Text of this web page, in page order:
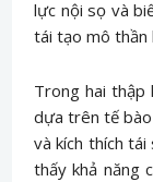
lực nội sọ và
tái tạo mô thần
Trong hai thập
dựa trên tế bào
và kích thích
thấy khả năng